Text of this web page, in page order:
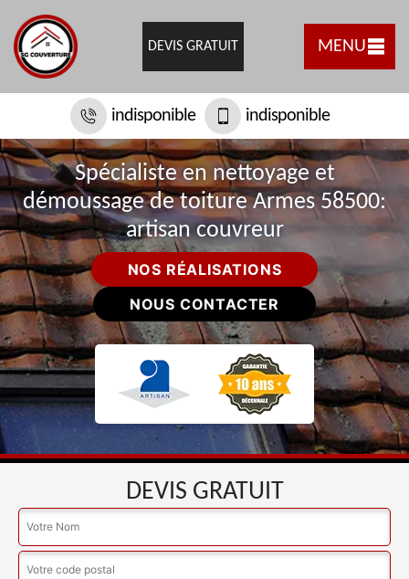
DEVIS GRATUIT MENU
indisponible indisponible
Spécialiste en nettoyage et
démoussage de toiture Armes 58500:
artisan couvreur
NOS RÉALISATIONS
NOUS CONTACTER
DEVIS GRATUIT